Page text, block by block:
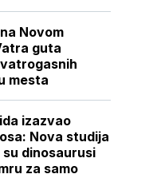
Novom
guta
mesta
izazvao
Nova studija
dinosaurusi
za samo